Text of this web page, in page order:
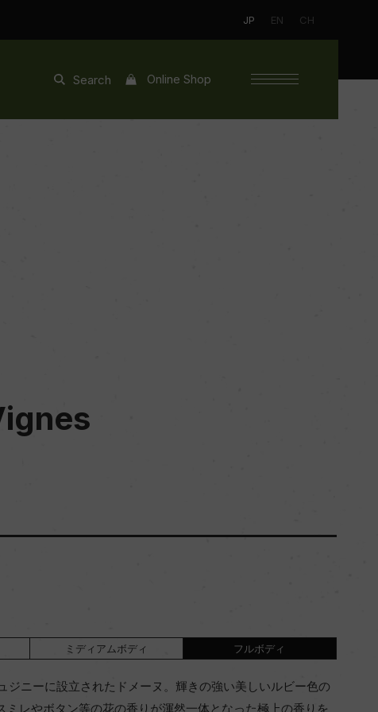
JP EN CH
Search Online Shop
ミディアムボディ フルボディ
ジニーに設立されたドメーヌ。輝きの強い美しいルビー色の
ミレやボタン等の花の香りが渾然一体となった極上の香りを